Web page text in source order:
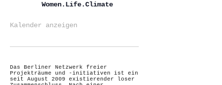
Women.Life.Climate
Kalender anzeigen
Das Berliner Netzwerk freier
Projekträume und -initiativen ist ein
seit August 2009 existierender loser